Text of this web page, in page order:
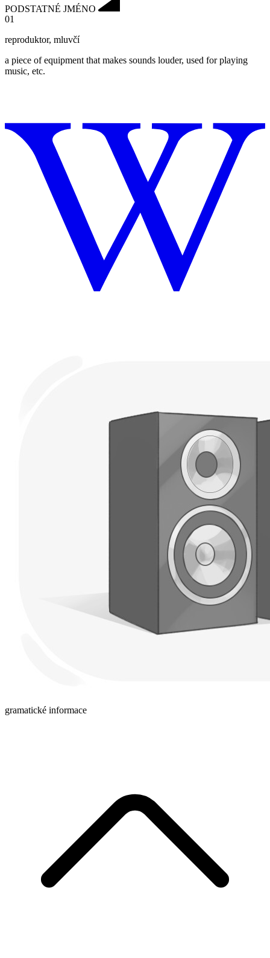
PODSTATNÉ JMÉNO
01
reproduktor, mluvčí
a piece of equipment that makes sounds louder, used for playing
music, etc.
gramatické informace